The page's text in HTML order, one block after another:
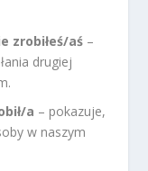
zrobiłeś/aś –
drugiej
a – pokazuje,
w naszym